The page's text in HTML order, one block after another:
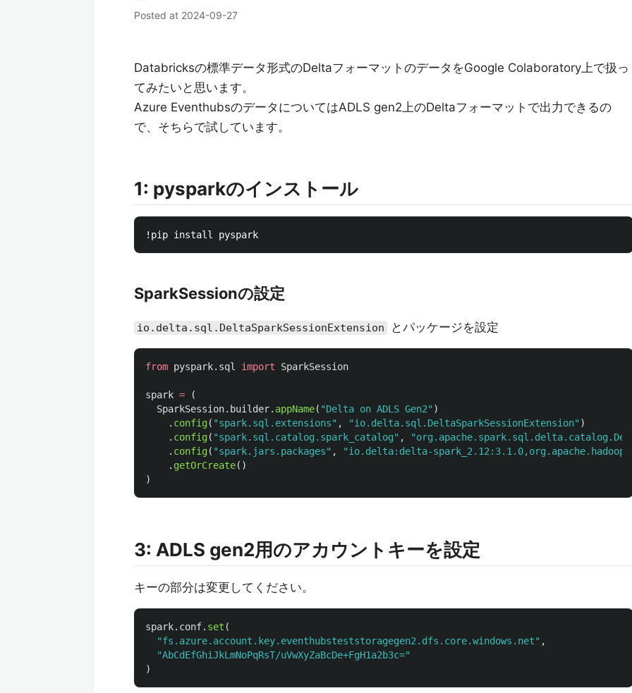
Posted at 2024-09-27
Databricksの標準データ形式のDeltaフォーマットのデータをGoogle Colaboratory上で扱っ
てみたいと思います。
Azure EventhubsのデータについてはADLS gen2上のDeltaフォーマットで出力できるの
で、そちらで試しています。
1: pysparkのインストール
SparkSessionの設定
io.delta.sql.DeltaSparkSessionExtension とパッケージを設定
from pyspark.sql import SparkSession
spark =
(
SparkSession. builder. appName( "Delta on ADLS Gen2" )
. config( "spark.sql.extensions" , "io.delta.sql.DeltaSparkSessionExtension" )
. config( "spark.sql.catalog.spark_catalog" , "
. config( "spark.jars.packages" , "io.delta:delta-
. getOrCreate()
)
3: ADLS gen2用のアカウントキーを設定
キーの部分は変更してください。
spark. conf. set (
"fs.azure.account.key.eventhubsteststoragegen2.dfs.core.windows.net" ,
"AbCdEfGhiJkLmNoPqRsT/uVwXyZaBcDe+FgH1a2b3c="
)